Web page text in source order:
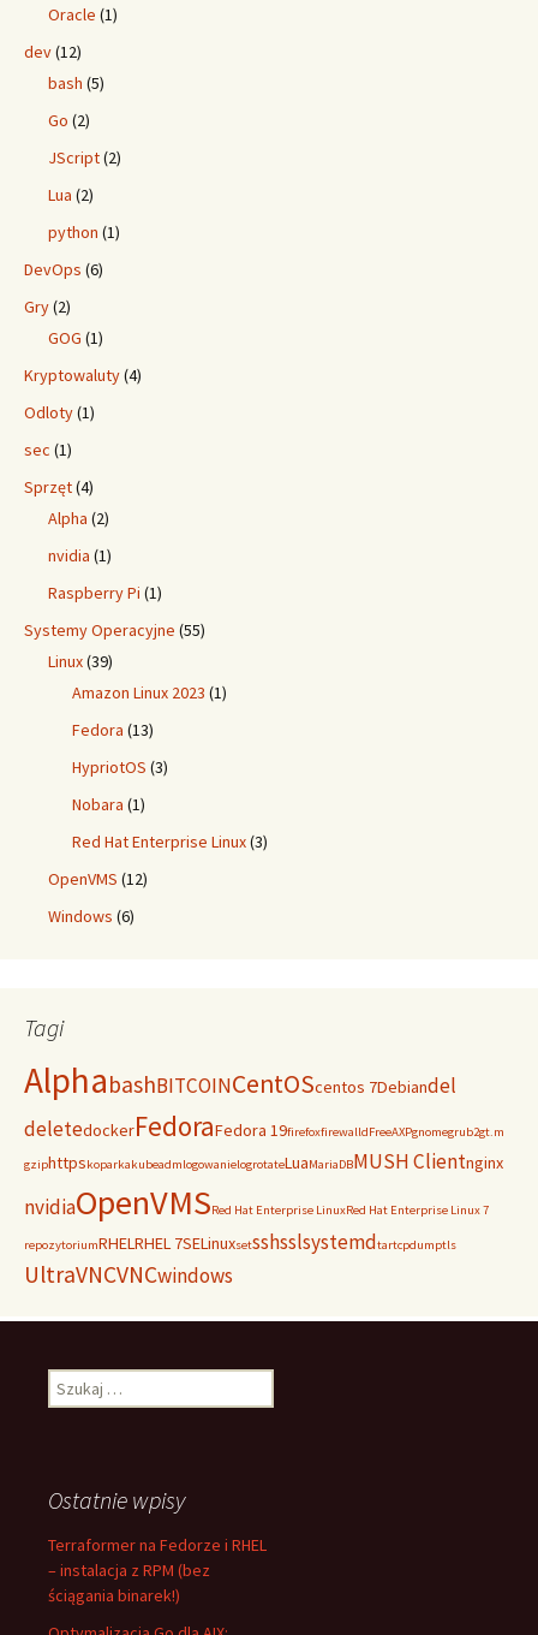
Oracle (1)
dev(12)
bash (5)
Go (2)
JScript(2)
Lua (2)
python (1)
DevOps (6)
Gry(2)
GOG (1)
Kryptowaluty(4)
Odloty(1)
sec (1)
Sprzęt(4)
Alpha (2)
nvidia (1)
Raspberry Pi (1)
Systemy Operacyjne (55)
Linux(39)
Amazon Linux 2023 (1)
Fedora (13)
HypriotOS (3)
Nobara (1)
Red Hat Enterprise Linux(3)
OpenVMS (12)
Windows (6)
Tagi
AlphabashBITCOINCentOScentos 7Debiandel
deletedockerFedoraFedora 19firefoxfirewalldFreeAXPgnomegrub2gt.m
gziphttpskoparkakubeadmlogowanielogrotateLuaMariaDBMUSH Clientnginx
nvidiaOpenVMSRed Hat Enterprise LinuxRed Hat Enterprise Linux 7
repozytoriumRHELRHEL 7SELinuxsetsshsslsystemdtartcpdumptls
UltraVNCVNCwindows
Szukaj:
Ostatnie wpisy
Terraformer na Fedorze i RHEL
– instalacja z RPM (bez
ściągania binarek!)